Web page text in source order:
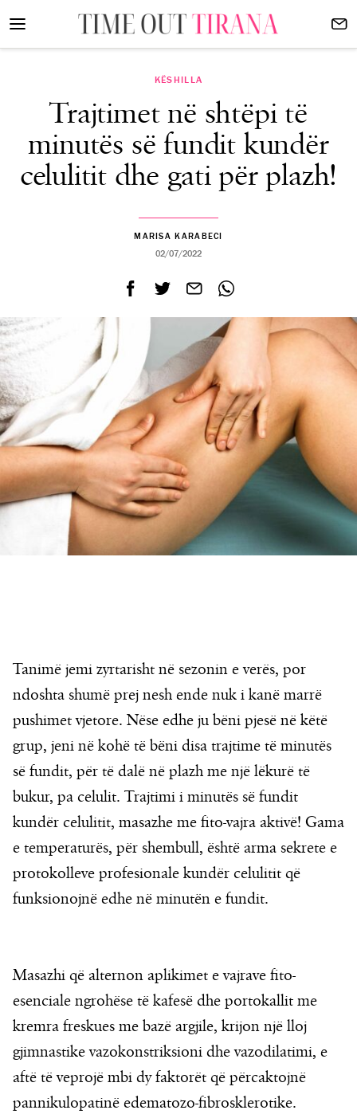
KËSHILLA
Trajtimet në shtëpi të
minutës së fundit kundër
celulitit dhe gati për plazh!
MARISA KARABECI
02/07/2022
Tanimë jemi zyrtarisht në sezonin e verës, por
ndoshta shumë prej nesh ende nuk i kanë marrë
pushimet vjetore. Nëse edhe ju bëni pjesë në këtë
grup, jeni në kohë të bëni disa trajtime të minutës
së fundit, për të dalë në plazh me një lëkurë të
bukur, pa celulit. Trajtimi i minutës së fundit
kundër celulitit, masazhe me fito-vajra aktivë! Gama
e temperaturës, për shembull, është arma sekrete e
protokolleve profesionale kundër celulitit që
funksionojnë edhe në minutën e fundit.
Masazhi që alternon aplikimet e vajrave fito-
esenciale ngrohëse të kafesë dhe portokallit me
kremra freskues me bazë argjile, krijon një lloj
gjimnastike vazokonstriksioni dhe vazodilatimi, e
aftë të veprojë mbi dy faktorët që përcaktojnë
pannikulopatinë edematozo-fibrosklerotike.